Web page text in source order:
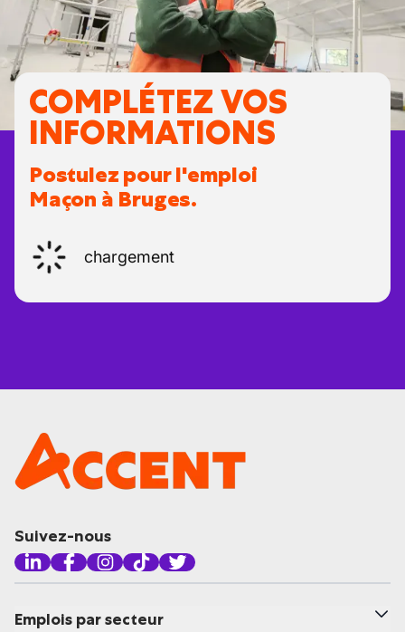
COMPLÉTEZ VOS
INFORMATIONS
Postulez pour l'emploi
Maçon à Bruges.
chargement
Suivez-nous
Emplois par secteur